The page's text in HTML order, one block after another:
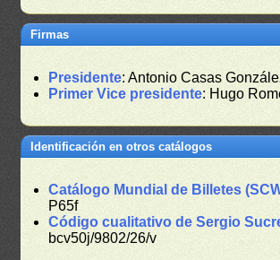
Firmas
Presidente: Antonio Casas
Primer Vice presidente: Hugo
Identificación en otros catálogos
Catálogo Mundial de Billetes
P65f
Código cualitativo de Sergio
bcv50j/9802/26/v